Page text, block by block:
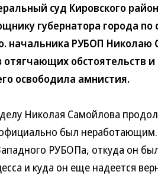
суд Кировского
губернатора города по
начальника РУБОП
отягчающих обстоятельств
освободила амнистия.
Николая Самойлова
был неработающим.
РУБОПа, откуда он
и куда он еще надеется